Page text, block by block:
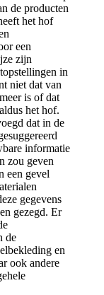
de producten
het hof
een
zijn
in
niet dat van
is of dat
het hof.
dat in de
informatie
zou geven
een gevel
gegevens
gezegd. Er
de
en
ook andere